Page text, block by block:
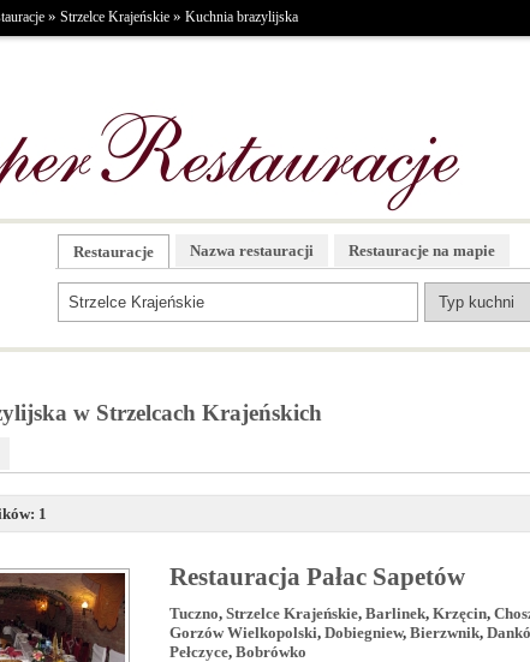
» Strzelce Krajeńskie » Kuchnia brazylijska
Restauracje Nazwa restauracji Restauracje na mapie
w Strzelcach Krajeńskich
1
Restauracja Pałac Sapetów
Tuczno, Strzelce Krajeńskie, Barlinek, Krzęcin,
Gorzów Wielkopolski, Dobiegniew, Bierzwnik,
Pełczyce, Bobrówko